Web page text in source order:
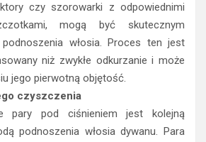
czy szorowarki z odpowiednimi
mogą być skutecznym
włosia. Proces ten jest
niż zwykłe odkurzanie i może
jego pierwotną objętość.
czyszczenia
pary pod ciśnieniem jest kolejną
podnoszenia włosia dywanu. Para